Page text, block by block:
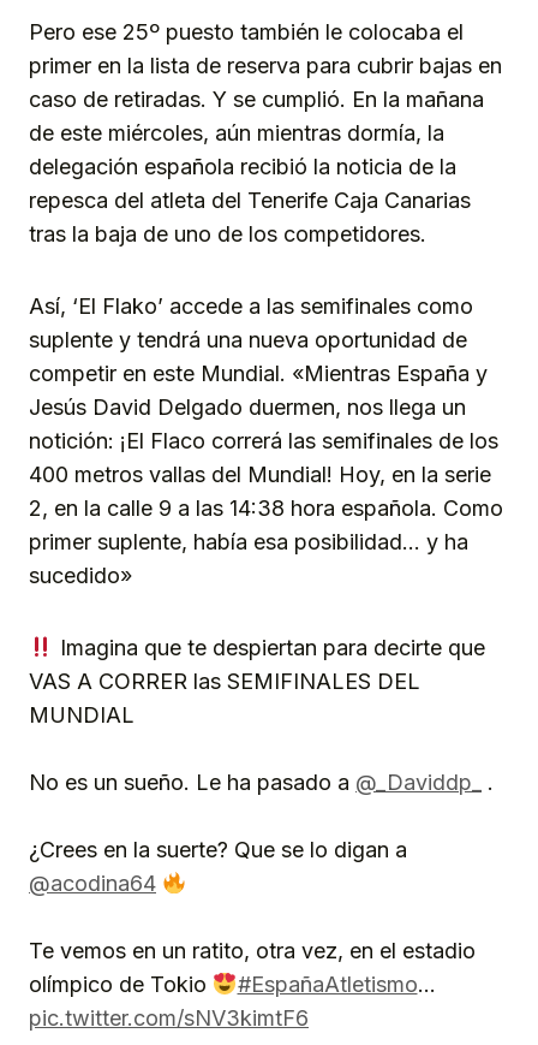
Pero ese 25º puesto también le colocaba el
primer en la lista de reserva para cubrir bajas en
caso de retiradas. Y se cumplió. En la mañana
de este miércoles, aún mientras dormía, la
delegación española recibió la noticia de la
repesca del atleta del Tenerife Caja Canarias
tras la baja de uno de los competidores.
Así, ‘El Flako’ accede a las semifinales como
suplente y tendrá una nueva oportunidad de
competir en este Mundial. «Mientras España y
Jesús David Delgado duermen, nos llega un
notición: ¡El Flaco correrá las semifinales de los
400 metros vallas del Mundial! Hoy, en la serie
2, en la calle 9 a las 14:38 hora española. Como
primer suplente, había esa posibilidad… y ha
sucedido»
Imagina que te despiertan para decirte que
VAS A CORRER las SEMIFINALES DEL
MUNDIAL
No es un sueño. Le ha pasado a @_Daviddp_ .
¿Crees en la suerte? Que se lo digan a
@acodina64
Te vemos en un ratito, otra vez, en el estadio
olímpico de Tokio
#EspañaAtletismo…
pic.twitter.com/sNV3kimtF6